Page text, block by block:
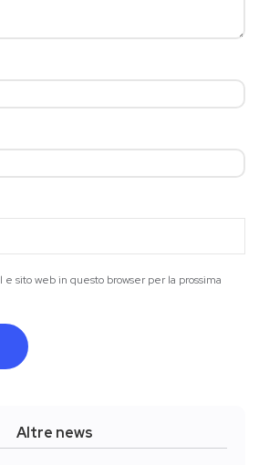
sito web in questo browser per la prossima
Altre news